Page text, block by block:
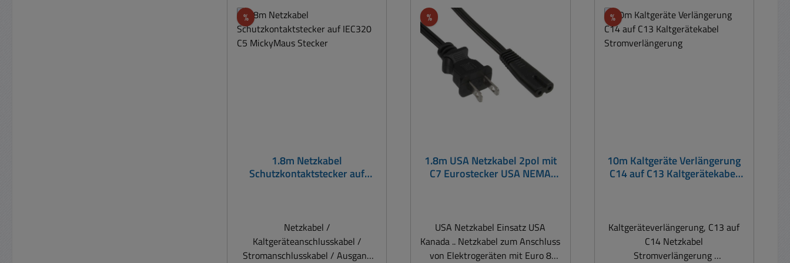
geeigneter Werkzeuge,
Messgeräte und ggf. persönlicher
Schutzausrüstung ist zwingend zu
unten unter Ähnliche Produkte )
Bst Nr 41-679-00400 = UK GB
Stecker mit 5A UK Sicherung auf
Kaltgeräte Bst Nr 41-679-00460
wie 8er )
%Rabatt
1.8m Netzkabel
Schutzkontaktstecker auf
Netzkabel /
Kaltgeräteanschlusskabel /
Stromanschlusskabel / Ausgang
%Rabatt
1.8m USA Netzkabel 2pol mit
C7 Eurostecker USA NEMA
USA Netzkabel Einsatz USA
Kanada .. Netzkabel zum Anschluss
von Elektrogeräten mit Euro 8
%Rabatt
10m Kaltgeräte Verlängerung
C14 auf C13 Kaltgerätekabel
Kaltgeräteverlängerung, C13 auf
C14 Netzkabel
Stromverlängerung